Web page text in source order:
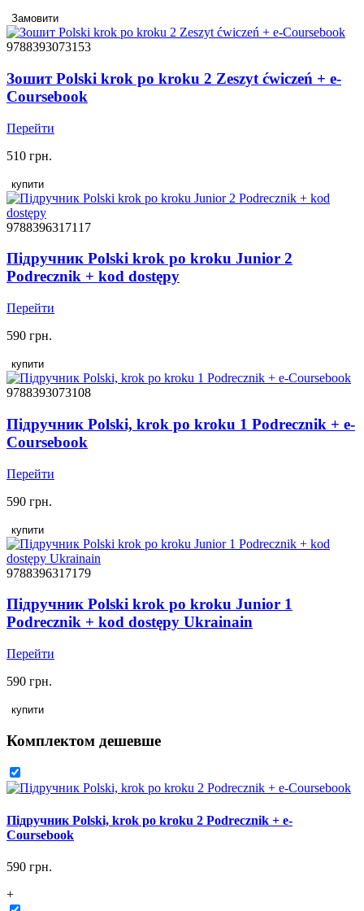
Замовити
9788393073153
Зошит Polski krok po kroku 2 Zeszyt ćwiczeń + e-
Coursebook
Перейти
510 грн.
купити
9788396317117
Підручник Polski krok po kroku Junior 2
Podrecznik + kod dostępy
Перейти
590 грн.
купити
9788393073108
Підручник Polski, krok po kroku 1 Podrecznik + e-
Coursebook
Перейти
590 грн.
купити
9788396317179
Підручник Polski krok po kroku Junior 1
Podrecznik + kod dostępy Ukrainain
Перейти
590 грн.
купити
Комплектом дешевше
Підручник Polski, krok po kroku 2 Podrecznik + e-
Coursebook
590 грн.
+